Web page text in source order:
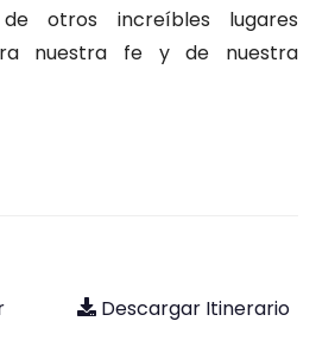
otros increíbles lugares
nuestra fe y de nuestra
Descargar Itinerario